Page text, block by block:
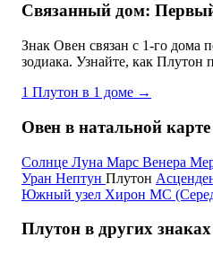
Связанный дом:
Знак Овен связан с 1-го дома
зодиака. Узнайте, как Плутон
1 Плутон в 1 доме →
Овен в натальной карте
Солнце Луна Марс Венера
Уран Нептун Плутон
Южный узел Хирон MC
Плутон в других знаках